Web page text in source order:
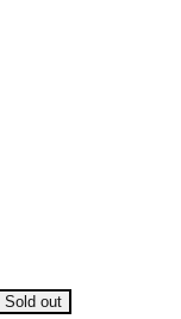
Sold out